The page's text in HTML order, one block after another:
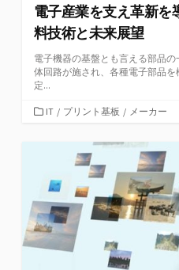
電子産業を支え革新を
料技術と未来展望
電子機器の基盤とも言える部品
体回路が施され、各種電子部品
定...
カIT / プリント基板 / メーカー